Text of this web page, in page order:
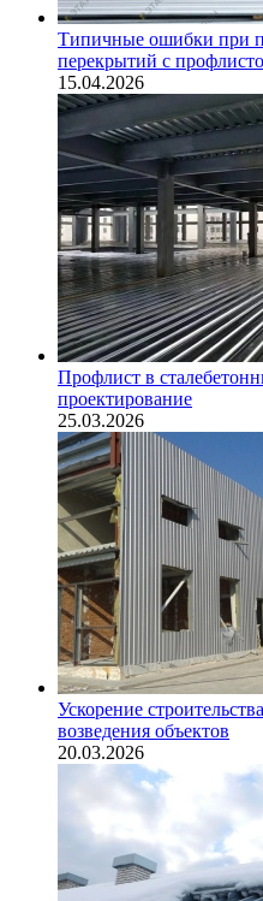
Типичные ошибки при
перекрытий с
15.04.2026
Профлист в
проектирование
25.03.2026
Ускорение
возведения объектов
20.03.2026